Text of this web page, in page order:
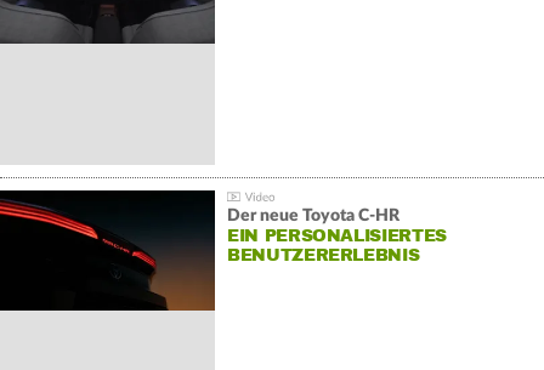
Der neue Toyota C-HR
EIN PERSONALISIERTES
BENUTZERERLEBNIS